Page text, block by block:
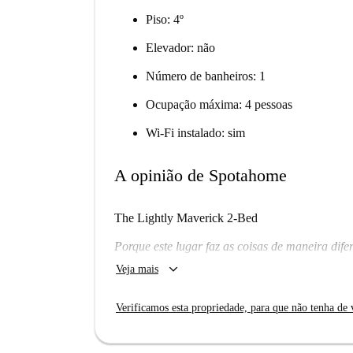
Piso: 4º
Elevador: não
Número de banheiros: 1
Ocupação máxima: 4 pessoas
Wi-Fi instalado: sim
A opinião de Spotahome
The Lightly Maverick 2-Bed
Porque este lugar faz as coisas de maneira
Eu vou gostar daqui?
Estamos confiantes de que você vai. Porque
lavar roupa tornam ainda mais atraente.
Veja mais keyboard_arrow_down
Verificamos esta propriedade, para que não tenha de